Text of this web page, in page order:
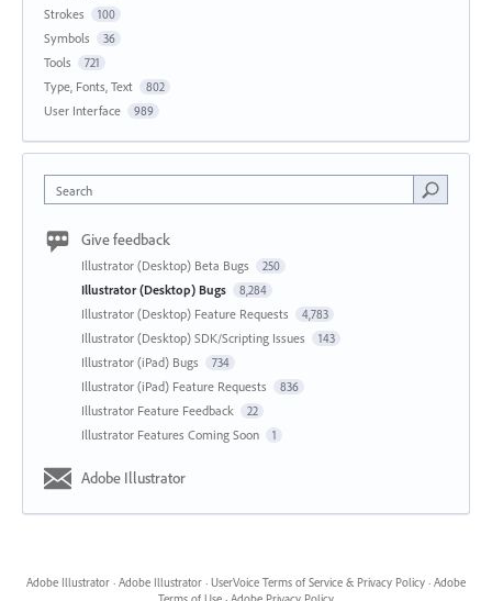
Strokes 100
Symbols 36
Tools 721
Type, Fonts, Text 802
User Interface 989
Search
Give feedback
Illustrator (Desktop) Beta Bugs 250
Illustrator (Desktop) Bugs 8,284
Illustrator (Desktop) Feature Requests 4,783
Illustrator (Desktop) SDK/Scripting Issues 143
Illustrator (iPad) Bugs 734
Illustrator (iPad) Feature Requests 836
Illustrator Feature Feedback 22
Illustrator Features Coming Soon 1
Adobe Illustrator
Adobe Illustrator · Adobe Illustrator · UserVoice Terms of Service & Privacy Policy · Adobe